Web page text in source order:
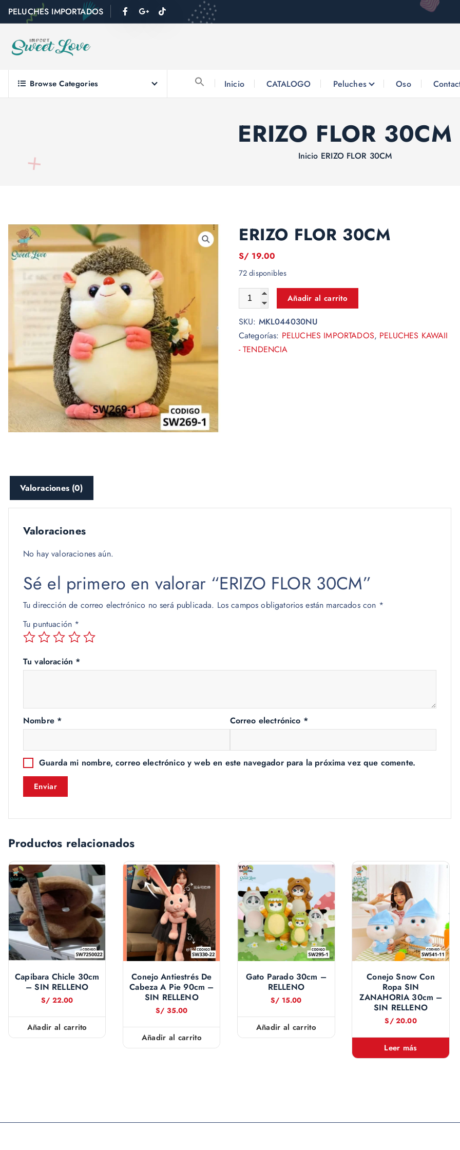
PELUCHES IMPORTADOS
Browse Categories Inicio CATALOGO Peluches Oso
ERIZO FLOR 30CM
Inicio ERIZO FLOR 30CM
ERIZO FLOR 30CM
S/ 19.00
72 disponibles
Añadir al carrito
SKU: MKL044030NU
Categorías: PELUCHES IMPORTADOS, PELUCHES KAWAII
- TENDENCIA
Valoraciones (0)
Valoraciones
No hay valoraciones aún.
Sé el primero en valorar “ERIZO FLOR 30CM”
Tu dirección de correo electrónico no será publicada. Los campos obligatorios están marcados con *
Tu puntuación *
Tu valoración *
Nombre * Correo electrónico *
Guarda mi nombre, correo electrónico y web en este navegador para la próxima vez que comente.
Productos relacionados
Capibara Chicle 30cm
– SIN RELLENO
S/ 22.00
Añadir al carrito
Conejo Antiestrés De
Cabeza A Pie 90cm –
SIN RELLENO
S/ 35.00
Añadir al carrito
Gato Parado 30cm –
RELLENO
S/ 15.00
Añadir al carrito
Conejo Snow Con
Ropa SIN
ZANAHORIA 30cm –
SIN RELLENO
S/20.00
Leer más